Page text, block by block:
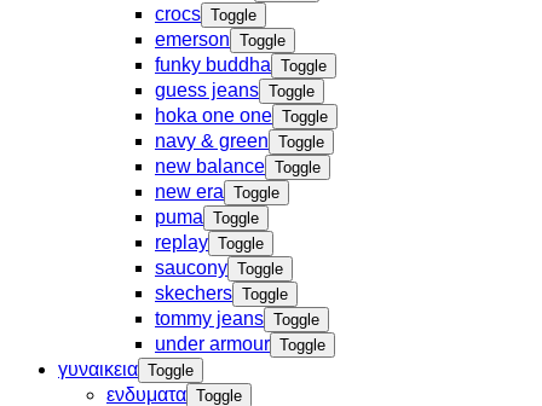
crocs Toggle
emerson Toggle
funky buddha Toggle
guess jeans Toggle
hoka one one Toggle
navy & green Toggle
new balance Toggle
new era Toggle
puma Toggle
replay Toggle
saucony Toggle
skechers Toggle
tommy jeans Toggle
under armour Toggle
γυναικεια Toggle
ενδυματα Toggle